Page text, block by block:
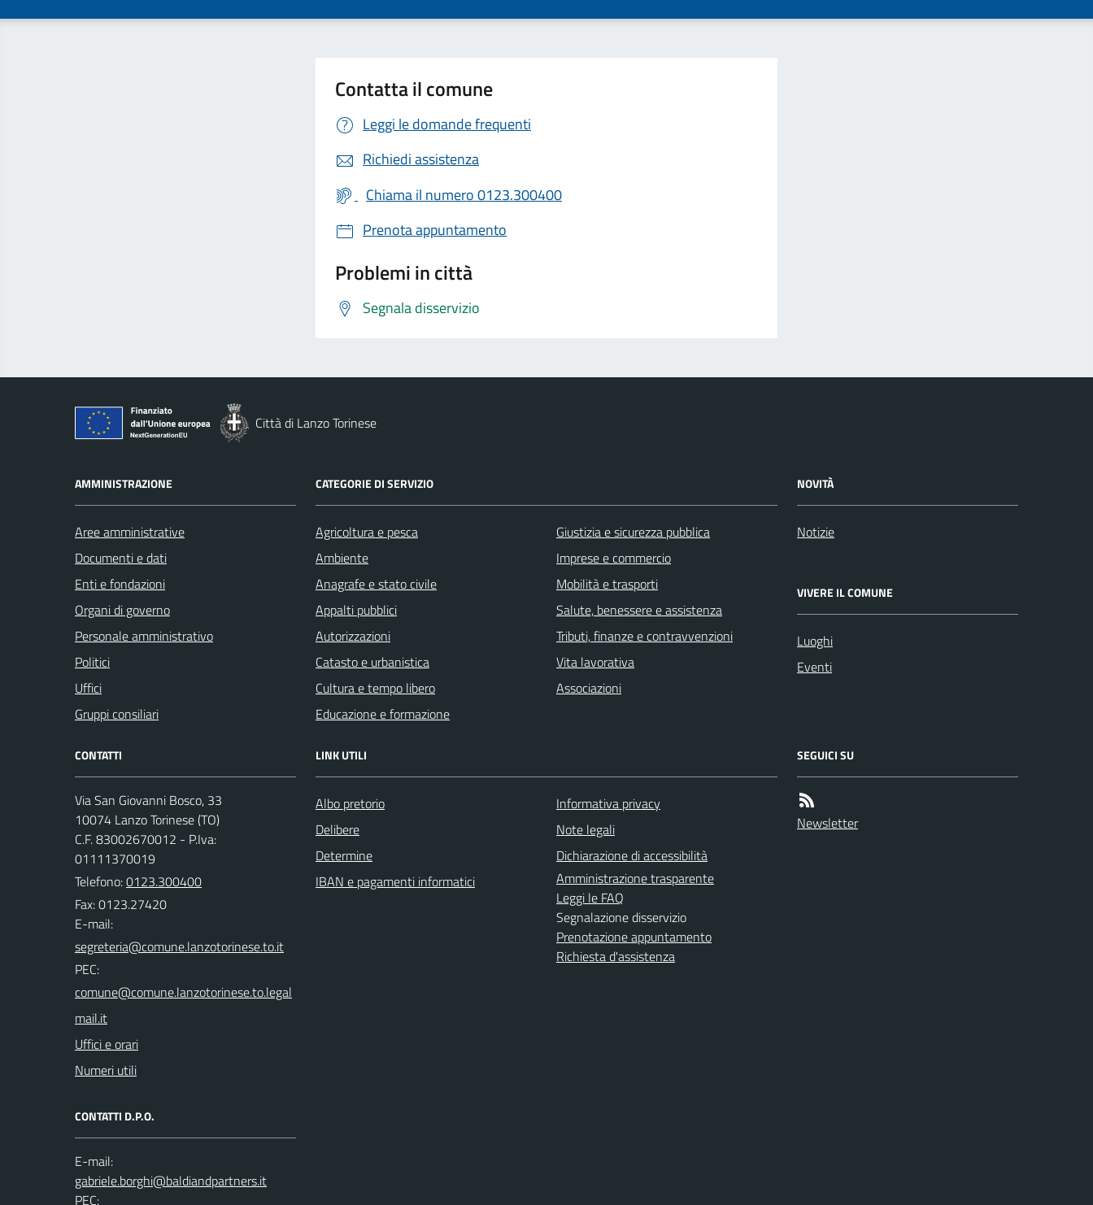
Contatta il comune
Leggi le domande frequenti
Richiedi assistenza
Chiama il numero 0123.300400
Prenota appuntamento
Problemi in città
Segnala disservizio
Città di Lanzo Torinese
AMMINISTRAZIONE
Aree amministrative
Documenti e dati
Enti e fondazioni
Organi di governo
Personale amministrativo
Politici
Uffici
Gruppi consiliari
CATEGORIE DI SERVIZIO
Agricoltura e pesca
Ambiente
Anagrafe e stato civile
Appalti pubblici
Autorizzazioni
Catasto e urbanistica
Cultura e tempo libero
Educazione e formazione
Giustizia e sicurezza pubblica
Imprese e commercio
Mobilità e trasporti
Salute, benessere e assistenza
Tributi, finanze e contravvenzioni
Vita lavorativa
Associazioni
NOVITÀ
Notizie
VIVERE IL COMUNE
Luoghi
Eventi
CONTATTI
Via San Giovanni Bosco, 33
10074 Lanzo Torinese (TO)
C.F. 83002670012 - P.Iva:
01111370019
Telefono:0123.300400
Fax: 0123.27420
E-mail:
PEC:
Uffici e orari
Numeri utili
CONTATTI D.P.O.
E-mail:
PEC:
LINK UTILI
Albo pretorio
Delibere
Determine
IBAN e pagamenti informatici
Informativa privacy
Note legali
Dichiarazione di accessibilità
Amministrazione trasparente
Leggi le FAQ
Segnalazione disservizio
Prenotazione appuntamento
Richiesta d'assistenza
SEGUICI SU
Newsletter